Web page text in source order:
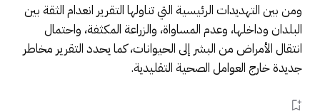
ومن بين التهديدات الرئيسية التي تناولها التقرير انعدام الثقة بين
البلدان وداخلها، وعدم المساواة، والزراعة المكثفة، واحتمال
انتقال الأمراض من البشر إلى الحيوانات، كما يحدد التقرير مخاطر
جديدة خارج العوامل الصحية التقليدية.